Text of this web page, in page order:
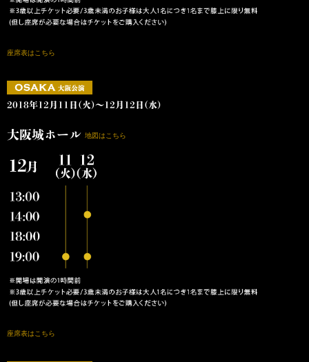
座席表はこちら
2018年12月11日(火)～12月12日(水)
大阪城ホール 地図はこちら
座席表はこちら